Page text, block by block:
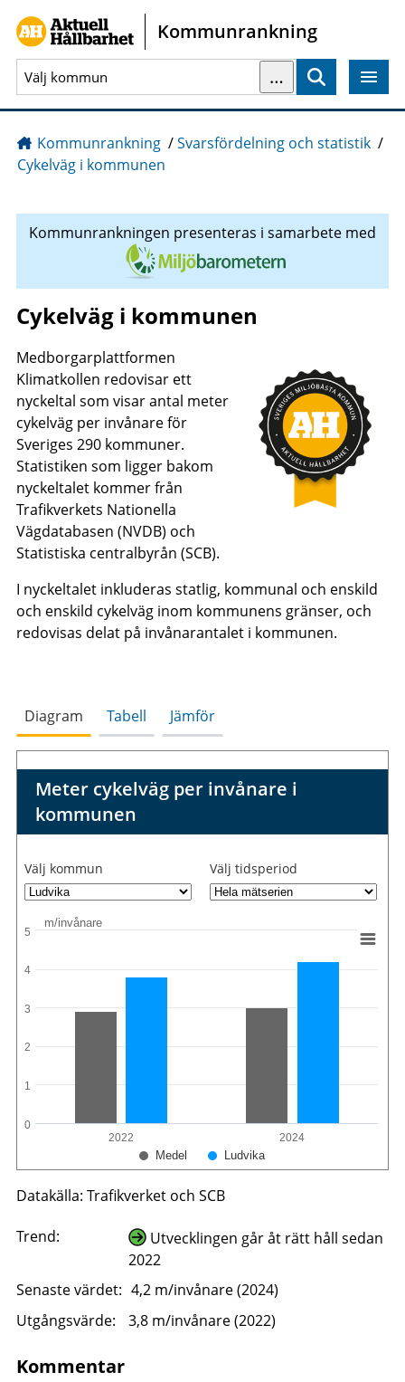
Gå direkt till sidans innehåll
Kommunrankning
…
Kommunrankning /Svarsfördelning och statistik /
Cykelväg i kommunen
Kommunrankningen presenteras i samarbete med
Cykelväg i kommunen
Medborgarplattformen
Klimatkollen redovisar ett
nyckeltal som visar antal meter
cykelväg per invånare för
Sveriges 290 kommuner.
Statistiken som ligger bakom
nyckeltalet kommer från
Trafikverkets Nationella
Vägdatabasen (NVDB) och
Statistiska centralbyrån (SCB).
I nyckeltalet inkluderas statlig, kommunal och enskild
och enskild cykelväg inom kommunens gränser, och
redovisas delat på invånarantalet i kommunen.
Diagram Tabell Jämför
Meter cykelväg per invånare i
kommunen
Välj kommun Välj tidsperiod
m/invånare
Medel Ludvika
2022 2024
0
1
2
3
4
5
Datakälla: Trafikverket och SCB
Trend:
Utvecklingen går åt rätt håll sedan
2022
Senaste värdet: 4,2 m/invånare (2024)
Utgångsvärde:
3,8 m/invånare (2022)
Kommentar